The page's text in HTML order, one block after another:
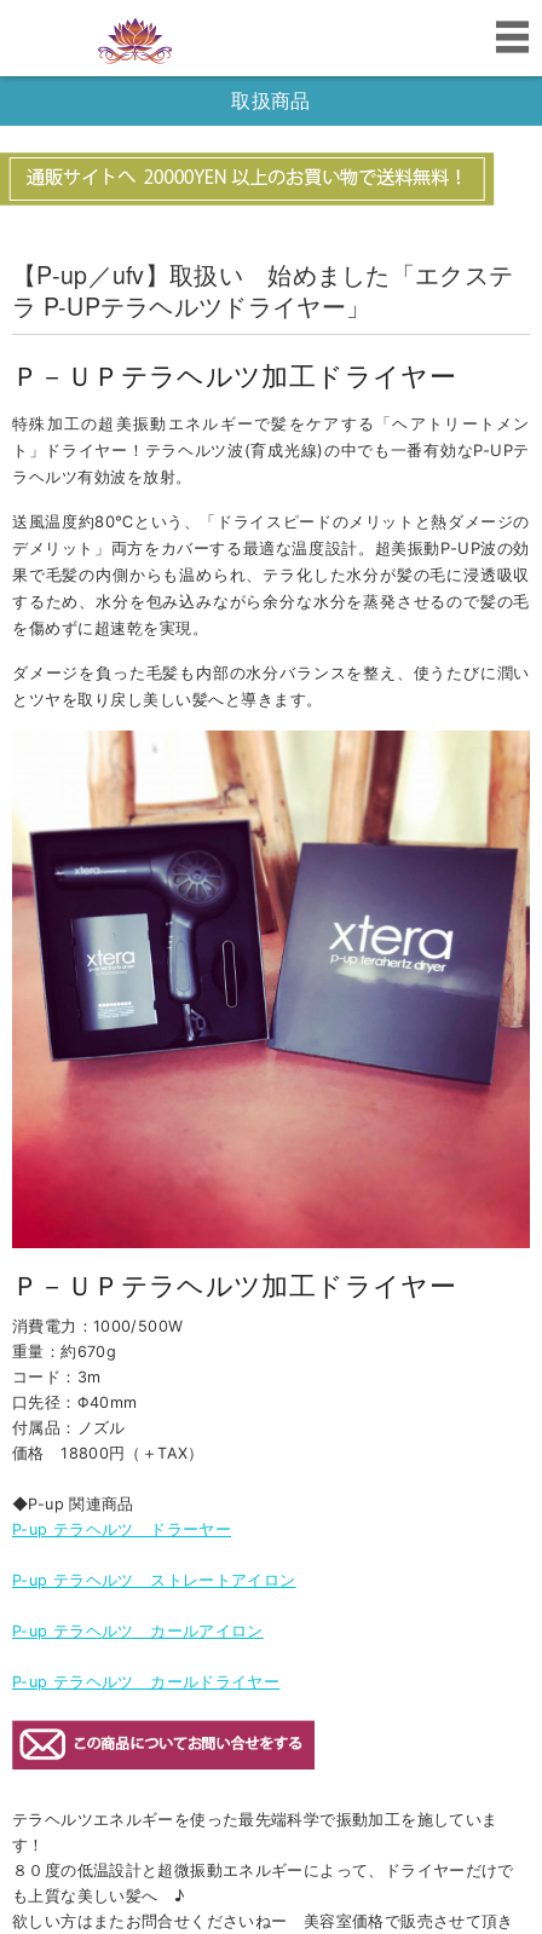
取扱商品
【P-up／ufv】取扱い 始めました「エクステ
ラ P-UPテラヘルツドライヤー」
Ｐ－ＵＰテラヘルツ加工ドライヤー
特殊加工の超美振動エネルギーで髪をケアする「ヘアトリートメン
ト」ドライヤー！テラヘルツ波(育成光線)の中でも一番有効なP-UPテ
ラヘルツ有効波を放射。
送風温度約80℃という、「ドライスピードのメリットと熱ダメージの
デメリット」両方をカバーする最適な温度設計。超美振動P-UP波の効
果で毛髪の内側からも温められ、テラ化した水分が髪の毛に浸透吸収
するため、水分を包み込みながら余分な水分を蒸発させるので髪の毛
を傷めずに超速乾を実現。
ダメージを負った毛髪も内部の水分バランスを整え、使うたびに潤い
とツヤを取り戻し美しい髪へと導きます。
Ｐ－ＵＰテラヘルツ加工ドライヤー
消費電力：1000/500W
重量：約670g
コード：3m
口先径：Φ40mm
付属品：ノズル
価格 18800円（＋TAX）
◆P-up 関連商品
P-up テラヘルツ ドラーヤー
P-up テラヘルツ ストレートアイロン
P-up テラヘルツ カールアイロン
P-up テラヘルツ カールドライヤー
テラヘルツエネルギーを使った最先端科学で振動加工を施していま
す！
８０度の低温設計と超微振動エネルギーによって、ドライヤーだけで
も上質な美しい髪へ ♪
欲しい方はまたお問合せくださいねー 美容室価格で販売させて頂き